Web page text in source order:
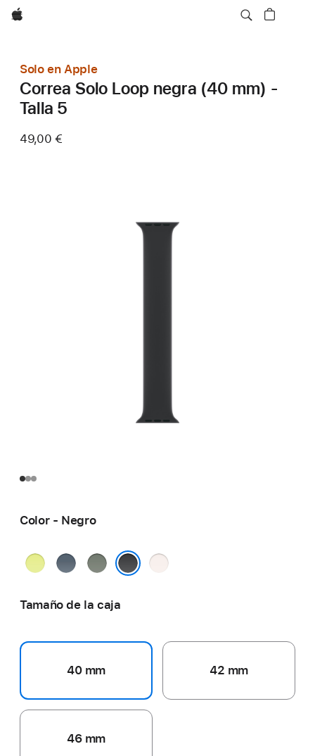
Apple
Solo en Apple
Correa Solo Loop negra (40 mm) -
Talla 5
49,00 €
Color - Negro
AmarilloAzul
Gris
verdoso
Rosa
Tamaño de la caja
40 mm 42 mm
46 mm